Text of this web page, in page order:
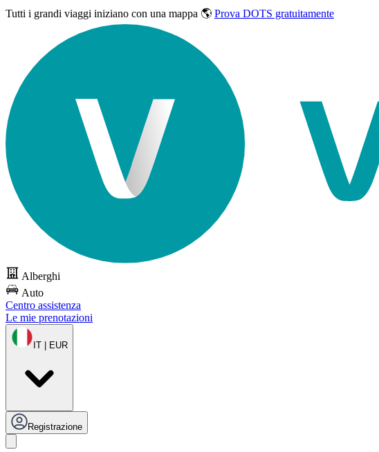
Tutti i grandi viaggi iniziano con una mappa 🌎 Prova DOTS gratuitamente
Alberghi
Auto
Centro assistenza
Le mie prenotazioni
IT | EUR
Registrazione